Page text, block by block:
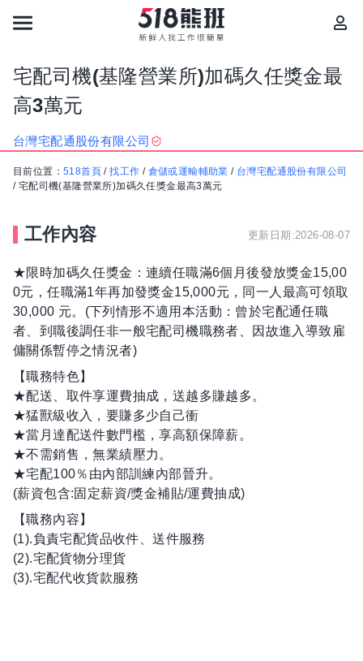
宅配司機(基隆營業所)加碼久任獎金最
高3萬元
台灣宅配通股份有限公司
目前位置： 518首頁 /找工作 / 倉儲或運輸輔助業 / 台灣宅配通股份有限公司
/ 宅配司機(基隆營業所)加碼久任獎金最高3萬元
工作內容 更新日期:2026-08-07
★限時加碼久任獎金：連續任職滿6個月後發放獎金15,00
0元，任職滿1年再加發獎金15,000元，同一人最高可領取
30,000 元。(下列情形不適用本活動：曾於宅配通任職
者、到職後調任非一般宅配司機職務者、因故進入導致雇
傭關係暫停之情況者)
【職務特色】
★配送、取件享運費抽成，送越多賺越多。
★猛獸級收入，要賺多少自己衝
★當月達配送件數門檻，享高額保障薪。
★不需銷售，無業績壓力。
★宅配100％由內部訓練內部晉升。
(薪資包含:固定薪資/獎金補貼/運費抽成)
【職務內容】
(1).負責宅配貨品收件、送件服務
(2).宅配貨物分理貨
(3).宅配代收貨款服務